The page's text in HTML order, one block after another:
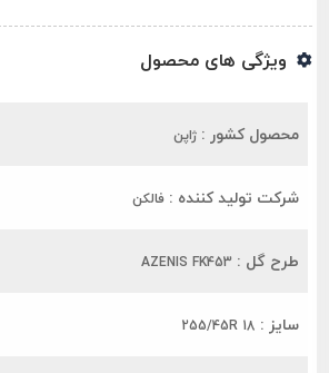
ویژگی های محصول
محصول کشور : ژاپن
شرکت تولید کننده : فالکن
طرح گل : AZENIS FK453
سایز : 255/45R 18